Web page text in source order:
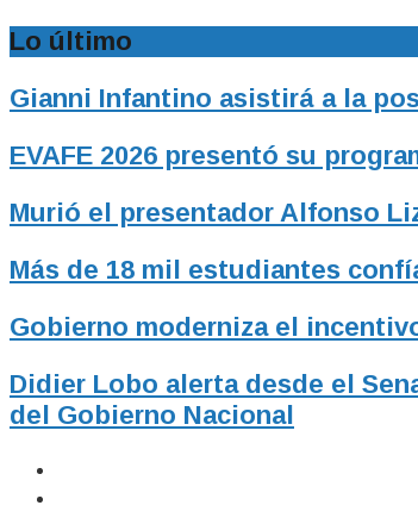
Lo último
Gianni Infantino asistirá a la
EVAFE 2026 presentó su
Murió el presentador Alfonso
Más de 18 mil estudiantes
Gobierno moderniza el
Didier Lobo alerta desde el
del Gobierno Nacional